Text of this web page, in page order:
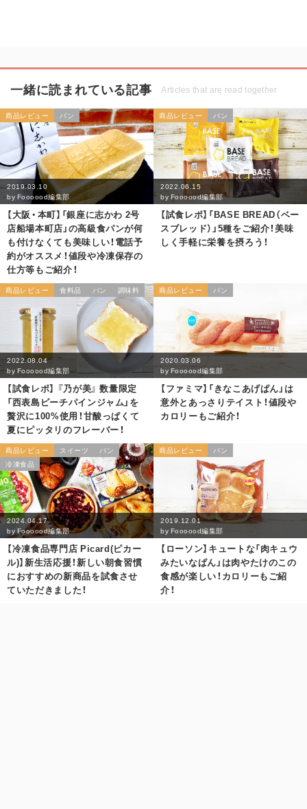
一緒に読まれている記事 Articles that are read together
商品レビュー パン
2019.03.10
by Foooood編集部
【大阪・本町】「銀座に志かわ 2号
店船場本町店」の高級食パンが何
も付けなくても美味しい！電話予
約がオススメ！値段や冷凍保存の
仕方等もご紹介！
商品レビュー パン
2022.06.15
by Foooood編集部
【試食レポ】「BASE BREAD（ベー
スブレッド）」5種をご紹介！美味
しく手軽に栄養を摂ろう！
商品レビュー 食料品 パン 調味料
2022.08.04
byFoooood編集部
【試食レポ】 『乃が美』 数量限定
「西表島ピーチパインジャム」を
贅沢に100%使用！甘酸っぱくて
夏にピッタリのフレーバー！
商品レビュー パン
2020.03.06
by Foooood編集部
【ファミマ】「きなこあげぱん」は
意外とあっさりテイスト！値段や
カロリーもご紹介！
商品レビュー スイーツ
パン
冷凍食品
2024.04.17
by Foooood編集部
【冷凍食品専門店 Picard(ピカー
ル)】新生活応援！新しい朝食習慣
におすすめの新商品を試食させ
ていただきました！
商品レビュー パン
2019.12.01
by Foooood編集部
【ローソン】キュートな「肉キュウ
みたいなぱん」は肉やたけのこの
食感が楽しい！カロリーもご紹
介！